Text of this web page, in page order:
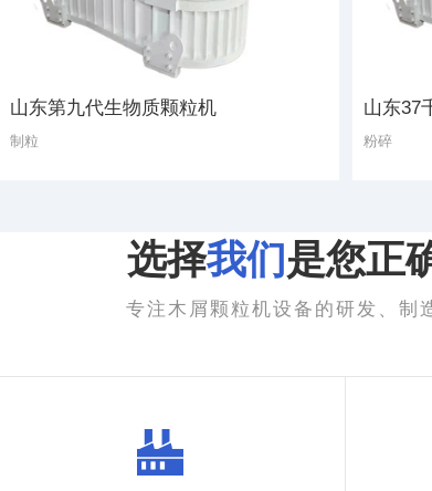
山东第九代生物质颗粒机
制粒
山东37
粉碎
选择我们 是您正
专注木屑颗粒机设备的研发、制